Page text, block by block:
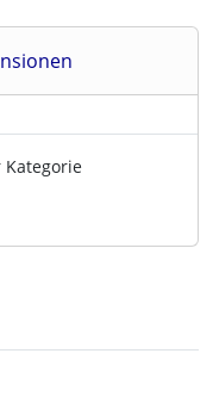
innerhalb
Sie mit der Tab-